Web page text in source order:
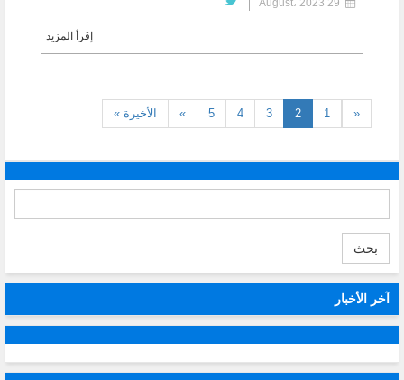
إقرأ المزيد
«
1
2
(current)
3
4
5
» الأخيرة »
بحث
آخر الأخبار